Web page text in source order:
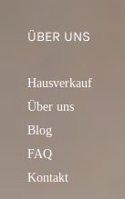
ÜBER UNS
Hausverkauf
Über uns
Blog
FAQ
Kontakt